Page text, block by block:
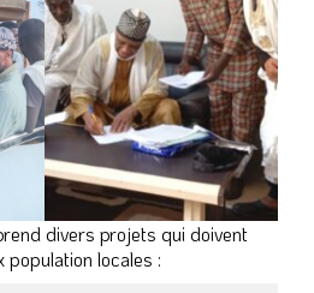
divers projets qui doivent
locales :